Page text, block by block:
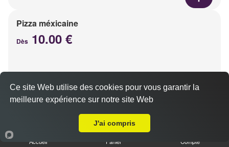
Pizza méxicaine
Dès 10.00 €
chorizo, poivrons
Accueil Panier Compte
Ce site Web utilise des cookies pour vous garantir la
meilleure expérience sur notre site Web
J'ai compris